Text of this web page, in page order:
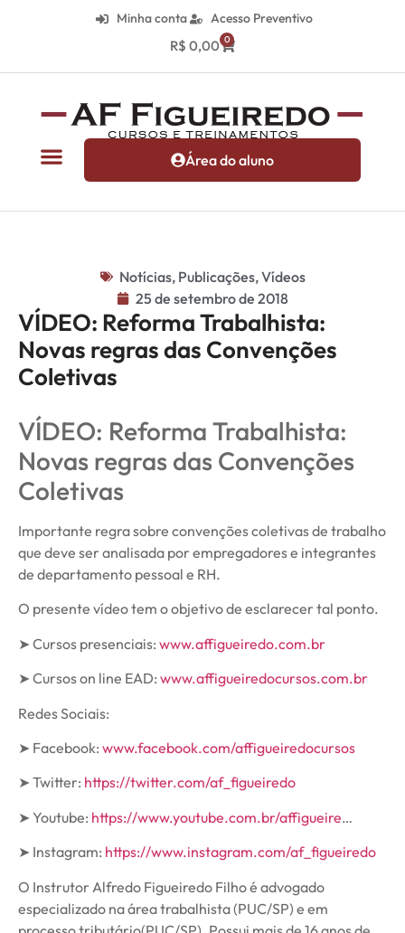
Minha conta Acesso Preventivo
R$ 0,00 0
Área do aluno
Notícias, Publicações,Vídeos
25 de setembro de 2018
VÍDEO: Reforma Trabalhista:
Novas regras das Convenções
Coletivas
VÍDEO: Reforma Trabalhista:
Novas regras das Convenções
Coletivas
Importante regra sobre convenções coletivas de trabalho
que deve ser analisada por empregadores e integrantes
de departamento pessoal e RH.
O presente vídeo tem o objetivo de esclarecer tal ponto.
➤ Cursos presenciais: www.affigueiredo.com.br
➤ Cursos on line EAD: www.affigueiredocursos.com.br
Redes Sociais:
➤ Facebook: www.facebook.com/affigueiredocursos
➤ Twitter: https://twitter.com/af_figueiredo
➤ Youtube: https://www.youtube.com.br/affigueire…
➤ Instagram: https://www.instagram.com/af_figueiredo
O Instrutor Alfredo Figueiredo Filho é advogado
especializado na área trabalhista (PUC/SP) e em